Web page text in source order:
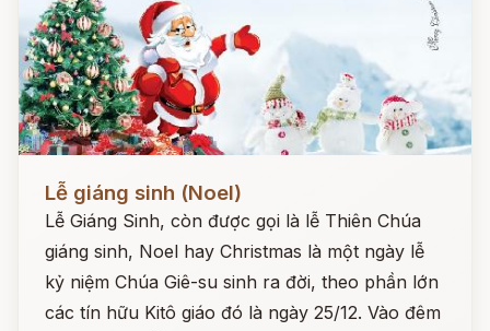
Đọc ngay
Lễ giáng sinh (Noel)
Lễ Giáng Sinh, còn được gọi là lễ Thiên Chúa
giáng sinh, Noel hay Christmas là một ngày lễ
kỷ niệm Chúa Giê-su sinh ra đời, theo phần lớn
các tín hữu Kitô giáo đó là ngày 25/12. Vào đêm